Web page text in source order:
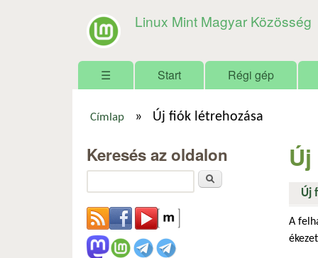
Linux Mint Magyar Közösség
Főmenü
☰ Start Régi gép
Címlap » Új fiók létrehozása
Új
A
Keresés az oldalon